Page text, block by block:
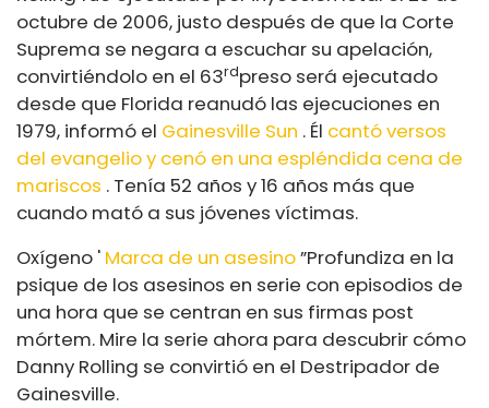
octubre de 2006, justo después de que la Corte
Suprema se negara a escuchar su apelación,
convirtiéndolo en el 63rdpreso será ejecutado
desde que Florida reanudó las ejecuciones en
1979, informó el Gainesville Sun . Él cantó versos
del evangelio y cenó en una espléndida cena de
mariscos . Tenía 52 años y 16 años más que
cuando mató a sus jóvenes víctimas.
Oxígeno ' Marca de un asesino”Profundiza en la
psique de los asesinos en serie con episodios de
una hora que se centran en sus firmas post
mórtem. Mire la serie ahora para descubrir cómo
Danny Rolling se convirtió en el Destripador de
Gainesville.